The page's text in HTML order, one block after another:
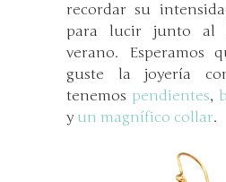
recordar su
para lucir junto al
verano. Esperamos
guste la joyería
tenemos pendientes,
y un magnífico collar.